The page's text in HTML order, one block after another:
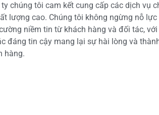
ty chúng tôi cam kết cung cấp các dịch vụ
lượng cao. Chúng tôi không ngừng nỗ
niềm tin từ khách hàng và đối tác,
đáng tin cậy mang lại sự hài lòng và
hàng.